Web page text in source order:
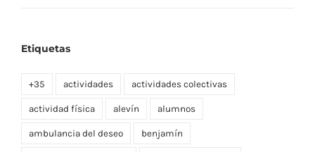
Etiquetas
+35 actividades actividades colectivas
actividad física alevín alumnos
ambulancia del deseo benjamín